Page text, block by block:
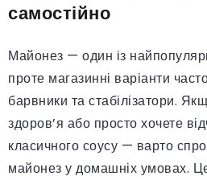
самостійно
Майонез — один із
проте магазинні варіанти
барвники та стабілізатори.
здоров’я або просто хочете
класичного соусу — варто
майонез у домашніх умовах.